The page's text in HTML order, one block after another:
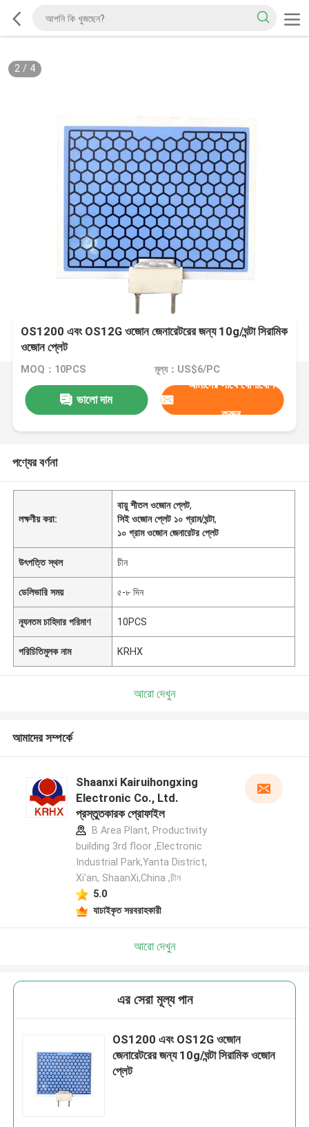
2/ 4
OS1200 এবং OS12G ওজোন জেনারেটরের জন্য 10g/ঘন্টা সিরামিক
ওজোন প্লেট
MOQ：10PCS মূল্য：US$6/PC
ভালো দাম
আমাদের সাথে যোগাযোগ
করুন
পণ্যের বর্ণনা
লক্ষণীয় করা:
বায়ু শীতল ওজোন প্লেট,
সিই ওজোন প্লেট ১০ গ্রাম/ঘন্টা,
১০ গ্রাম ওজোন জেনারেটর প্লেট
উৎপত্তি স্থল চীন
ডেলিভারি সময় ৫-৮ দিন
ন্যূনতম চাহিদার পরিমাণ 10PCS
পরিচিতিমুলক নাম KRHX
আরো দেখুন
আমাদের সম্পর্কে
Shaanxi Kairuihongxing
Electronic Co., Ltd.
প্রস্তুতকারক প্রোফাইল
B Area Plant, Productivity
building 3rd floor ,Electronic
Industrial Park,Yanta District,
Xi'an, ShaanXi,China ,চীন
5.0
যাচাইকৃত সরবরাহকারী
আরো দেখুন
এর সেরা মূল্য পান
OS1200 এবং OS12G ওজোন
জেনারেটরের জন্য 10g/ঘন্টা সিরামিক ওজোন
প্লেট